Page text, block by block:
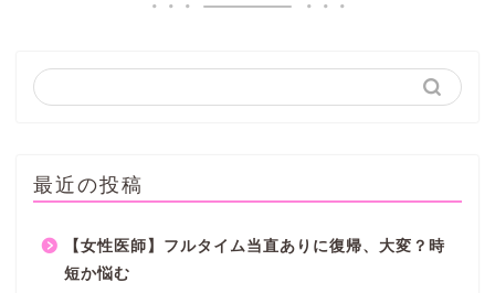
最近の投稿
【女性医師】フルタイム当直ありに復帰、大変？時
短か悩む